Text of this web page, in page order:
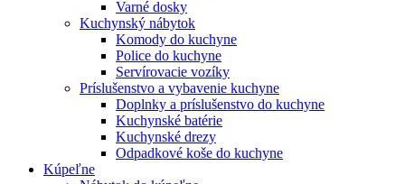
Varné dosky
Kuchynský nábytok
Komody do kuchyne
Police do kuchyne
Servírovacie vozíky
Príslušenstvo a vybavenie kuchyne
Doplnky a príslušenstvo do kuchyne
Kuchynské batérie
Kuchynské drezy
Odpadkové koše do kuchyne
Kúpeľne